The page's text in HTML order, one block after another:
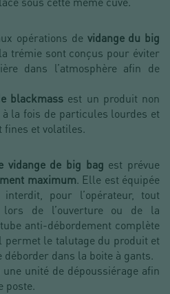
opérations devidange du big
trémie sont conçus pour éviter
dans l’atmosphère afin de
blackmass est un produit non
la fois de particules lourdes et
et volatiles.
vidange de big bag est prévue
maximum. Elle est équipée
pour l’opérateur, tout
de l’ouverture ou de la
anti-débordement complète
permet le talutage du produit et
dans la boite à gants.
une unité de dépoussiérage afin
poste.